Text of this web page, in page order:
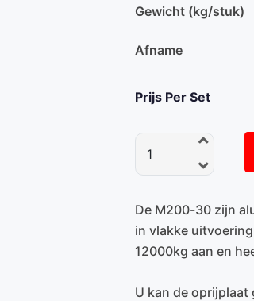
Gewicht (kg/stuk)
Afname
Prijs Per Set
De M200-30 zijn
in vlakke
12000kg aan en
U kan de